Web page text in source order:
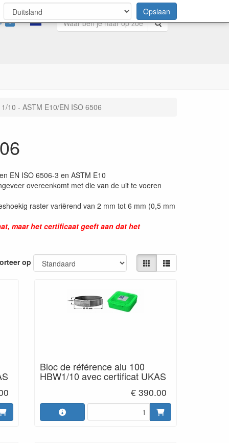
0 Zoeken
1/10 - ASTM E10/EN ISO 6506
EN ISO 6506-3 en ASTM E10
overeenkomt met die van de uit te voeren
raster variërend van 2 mm tot 6 mm (0,5 mm
maar het certificaat geeft aan dat het
op
Bloc de référence alu 100
HBW1/10 avec certificat UKAS
€ 390.00
Opslaan